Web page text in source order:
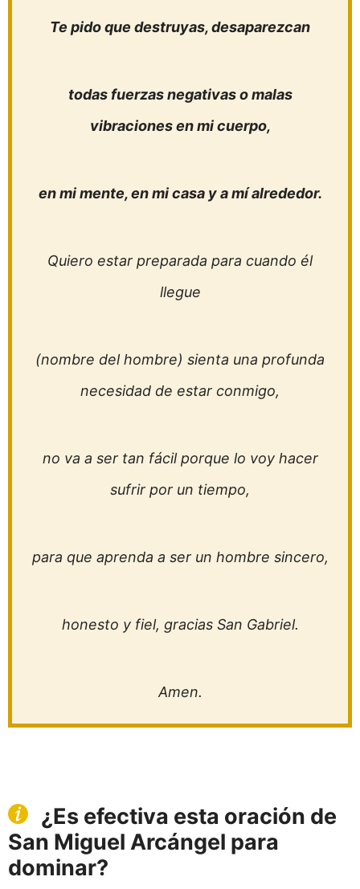
Te pido que destruyas, desaparezcan
todas fuerzas negativas o malas
vibraciones en mi cuerpo,
en mi mente, en mi casa y a mí alrededor.
Quiero estar preparada para cuando él
llegue
(nombre del hombre) sienta una profunda
necesidad de estar conmigo,
no va a ser tan fácil porque lo voy hacer
sufrir por un tiempo,
para que aprenda a ser un hombre sincero,
honesto y fiel, gracias San Gabriel.
Amen.
¿Es efectiva esta oración de
San Miguel Arcángel para
dominar?